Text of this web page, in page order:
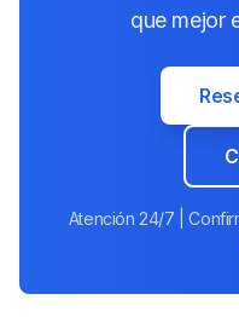
que mejor
Atención 24/7 |